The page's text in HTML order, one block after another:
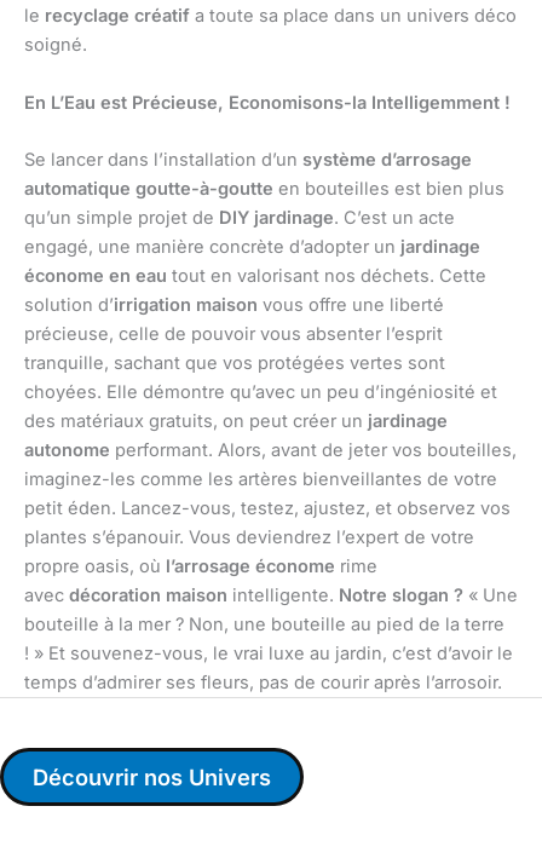
le recyclage créatif a toute sa place dans un univers déco
soigné.
En L’Eau est Précieuse, Economisons-la Intelligemment !
Se lancer dans l’installation d’un système d’arrosage
automatique goutte-à-goutte en bouteilles est bien plus
qu’un simple projet de DIY jardinage. C’est un acte
engagé, une manière concrète d’adopter un jardinage
économe en eau tout en valorisant nos déchets. Cette
solution d’irrigation maison vous offre une liberté
précieuse, celle de pouvoir vous absenter l’esprit
tranquille, sachant que vos protégées vertes sont
choyées. Elle démontre qu’avec un peu d’ingéniosité et
des matériaux gratuits, on peut créer un jardinage
autonome performant. Alors, avant de jeter vos bouteilles,
imaginez-les comme les artères bienveillantes de votre
petit éden. Lancez-vous, testez, ajustez, et observez vos
plantes s’épanouir. Vous deviendrez l’expert de votre
propre oasis, où l’arrosage économe rime
avec décoration maison intelligente. Notre slogan ? « Une
bouteille à la mer ? Non, une bouteille au pied de la terre
! » Et souvenez-vous, le vrai luxe au jardin, c’est d’avoir le
temps d’admirer ses fleurs, pas de courir après l’arrosoir.
Découvrir nos Univers